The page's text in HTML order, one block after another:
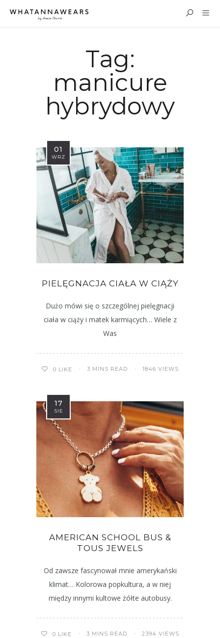
Tag:
manicure
hybrydowy
01
WRZ
PIELĘGNACJA CIAŁA W CIĄŻY
Dużo mówi się o szczególnej pielęgnacji
ciała w ciąży i matek karmiących… Wiele z
Was
0 LIKE 3 MINS READ 1846 VIEWS
17
SIE
AMERICAN SCHOOL BUS &
TOUS JEWELS
Od zawsze fascynował mnie amerykański
klimat… Kolorowa popkultura, a w niej
między innymi kultowe żółte autobusy.
0 LIKE 3 MINS READ 2394 VIEWS